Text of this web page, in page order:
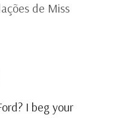
de Miss
I beg your